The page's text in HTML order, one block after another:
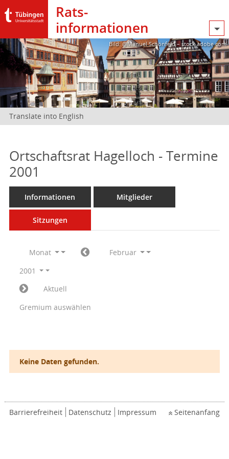
Rats­
informationen
Bild: @Manuel Schönfeld – stock.adobe.com
Translate into English
Ortschaftsrat Hagelloch - Termine
2001
Informationen Mitglieder
Sitzungen
Monat
Februar
2001
Aktuell
Gremium auswählen
Keine Daten gefunden.
Barrierefreiheit Datenschutz Impressum Seitenanfang